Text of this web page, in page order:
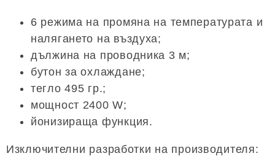
6 режима на промяна на температурата и
налягането на въздуха;
дължина на проводника 3 м;
бутон за охлаждане;
тегло 495 гр.;
мощност 2400 W;
йонизираща функция.
Изключителни разработки на производителя: